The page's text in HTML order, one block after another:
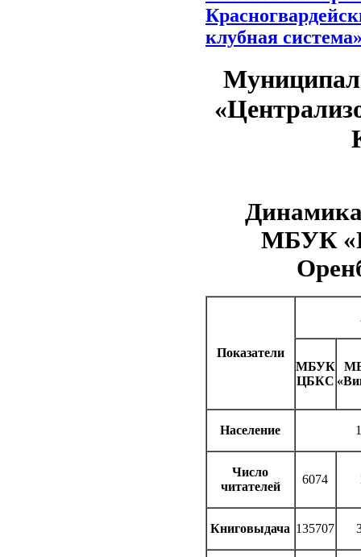
клубная
Динамика
МБУК
Показатели
МБУК
ЦБКС
Население
Число
читателей
6074
Книговыдача 135707